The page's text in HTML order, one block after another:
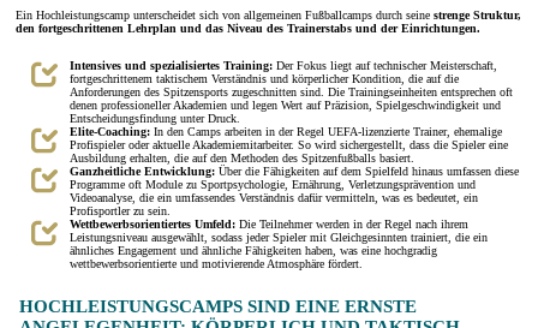
Ein Hochleistungscamp unterscheidet sich von allgemeinen Fußballcamps durch seine strenge Struktur,
den fortgeschrittenen Lehrplan und das Niveau des Trainerstabs und der Einrichtungen.
Intensives und spezialisiertes Training: Der Fokus liegt auf technischer Meisterschaft,
fortgeschrittenem taktischem Verständnis und körperlicher Kondition, die auf die
Anforderungen des Spitzensports zugeschnitten sind. Die Trainingseinheiten entsprechen oft
denen professioneller Akademien und legen Wert auf Präzision, Spielgeschwindigkeit und
Entscheidungsfindung unter Druck.
Elite-Coaching: In den Camps arbeiten in der Regel UEFA-lizenzierte Trainer, ehemalige
Profispieler oder aktuelle Akademiemitarbeiter. So wird sichergestellt, dass die Spieler eine
Ausbildung erhalten, die auf den Methoden des Spitzenfußballs basiert.
Ganzheitliche Entwicklung: Über die Fähigkeiten auf dem Spielfeld hinaus umfassen diese
Programme oft Module zu Sportpsychologie, Ernährung, Verletzungsprävention und
Videoanalyse, die ein umfassendes Verständnis dafür vermitteln, was es bedeutet, ein
Profisportler zu sein.
Wettbewerbsorientiertes Umfeld: Die Teilnehmer werden in der Regel nach ihrem
Leistungsniveau ausgewählt, sodass jeder Spieler mit Gleichgesinnten trainiert, die ein
ähnliches Engagement und ähnliche Fähigkeiten haben, was eine hochgradig
wettbewerbsorientierte und motivierende Atmosphäre fördert.
HOCHLEISTUNGSCAMPS SIND EINE ERNSTE